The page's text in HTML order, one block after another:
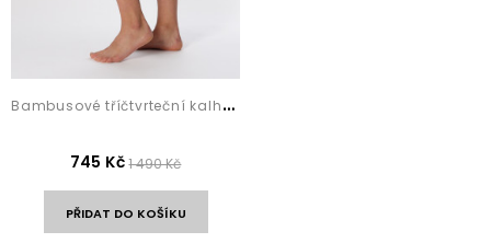
B
ambusové tříčtvrteční kalhoty na jógu Nisha...
745 Kč 1 490 Kč
PŘIDAT DO KOŠÍKU